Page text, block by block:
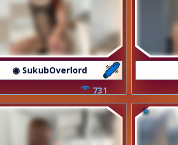
◉ SukubOverlord
731